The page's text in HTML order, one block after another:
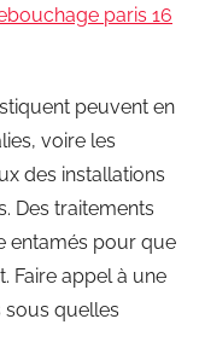
paris 16
peuvent en
voire les
des installations
Des traitements
entamés pour que
Faire appel à une
sous quelles